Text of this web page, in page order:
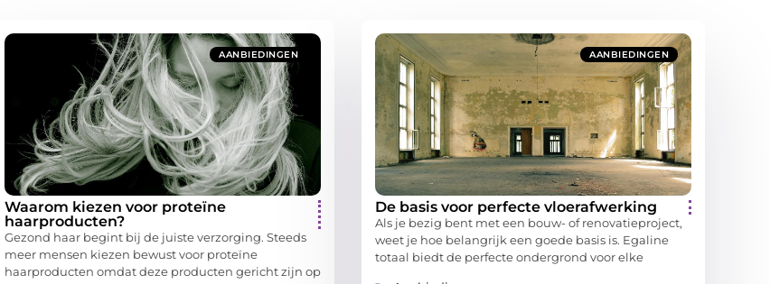
AANBIEDINGEN
Waarom kiezen voor proteïne
haarproducten?
Gezond haar begint bij de juiste verzorging. Steeds
meer mensen kiezen bewust voor proteïne
haarproducten omdat deze producten gericht zijn op
AANBIEDINGEN
De basis voor perfecte vloerafwerking
Als je bezig bent met een bouw- of renovatieproject,
weet je hoe belangrijk een goede basis is. Egaline
totaal biedt de perfecte ondergrond voor elke